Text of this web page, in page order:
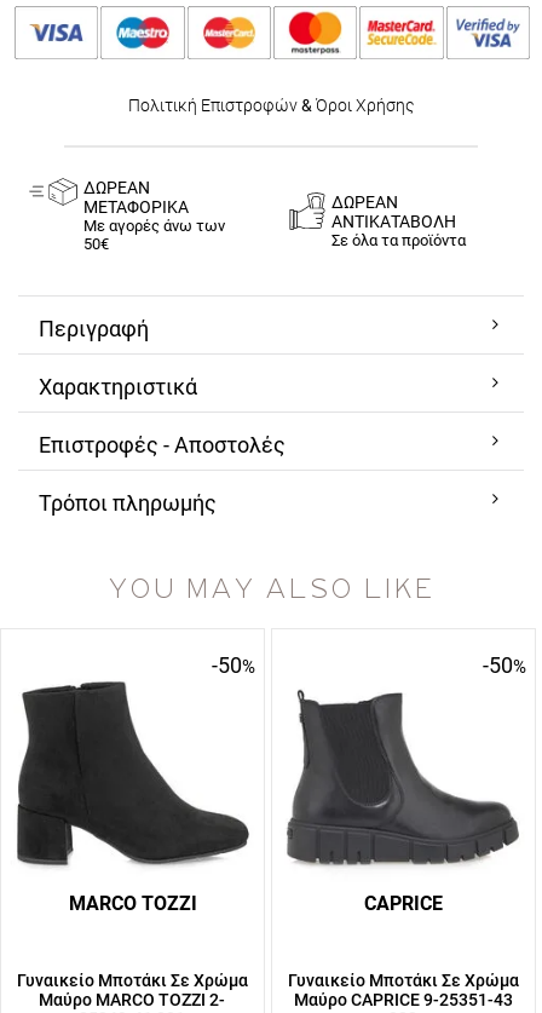
Πολιτική Επιστροφών& Όροι Χρήσης
ΔΩΡΕΑΝ
ΜΕΤΑΦΟΡΙΚΑ
Με αγορές άνω των
50€
ΔΩΡΕΑΝ
ΑΝΤΙΚΑΤΑΒΟΛΗ
Σε όλα τα προϊόντα
Περιγραφή
Χαρακτηριστικά
Επιστροφές - Αποστολές
Τρόποι πληρωμής
YOU MAY ALSO LIKE
-50%
MARCO TOZZI
Γυναικείο Μποτάκι Σε Χρώμα
Μαύρο MARCO TOZZI 2-
-50%
CAPRICE
Γυναικείο Μποτάκι Σε Χρώμα
Μαύρο CAPRICE 9-25351-43